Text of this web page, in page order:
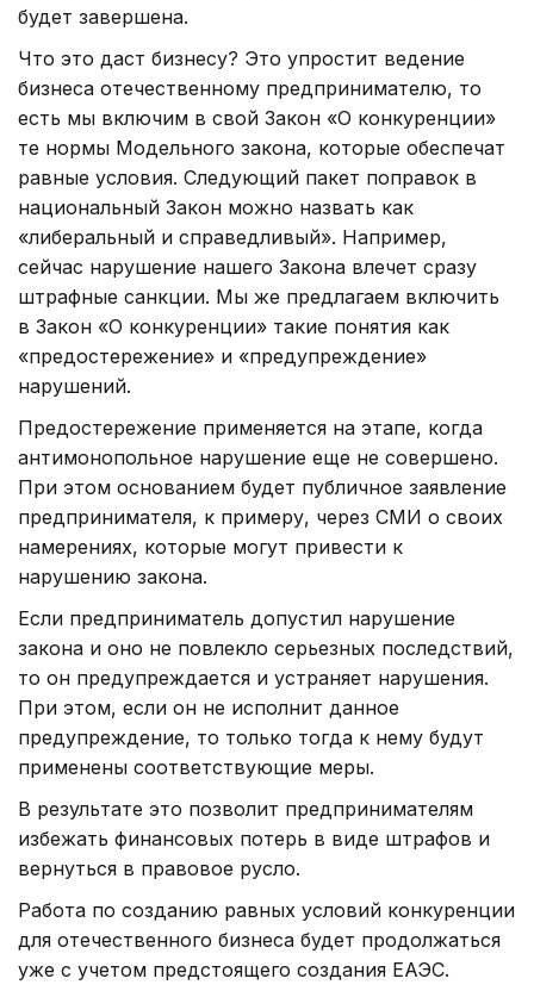
будет завершена.
Что это даст бизнесу? Это упростит ведение
бизнеса отечественному предпринимателю, то
есть мы включим в свой Закон «О конкуренции»
те нормы Модельного закона, которые обеспечат
равные условия. Следующий пакет поправок в
национальный Закон можно назвать как
«либеральный и справедливый». Например,
сейчас нарушение нашего Закона влечет сразу
штрафные санкции. Мы же предлагаем включить
в Закон «О конкуренции» такие понятия как
«предостережение» и «предупреждение»
нарушений.
Предостережение применяется на этапе, когда
антимонопольное нарушение еще не совершено.
При этом основанием будет публичное заявление
предпринимателя, к примеру, через СМИ о своих
намерениях, которые могут привести к
нарушению закона.
Если предприниматель допустил нарушение
закона и оно не повлекло серьезных последствий,
то он предупреждается и устраняет нарушения.
При этом, если он не исполнит данное
предупреждение, то только тогда к нему будут
применены соответствующие меры.
В результате это позволит предпринимателям
избежать финансовых потерь в виде штрафов и
вернуться в правовое русло.
Работа по созданию равных условий конкуренции
для отечественного бизнеса будет продолжаться
уже с учетом предстоящего создания ЕАЭС.